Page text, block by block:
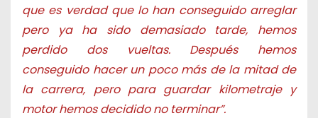
que es verdad que lo han conseguido arreglar
pero ya ha sido demasiado tarde, hemos
perdido dos vueltas. Después hemos
conseguido hacer un poco más de la mitad de
la carrera, pero para guardar kilometraje y
motor hemos decidido no terminar”.